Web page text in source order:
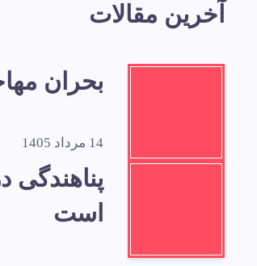
آخرین مقالات
بحران
14 مرداد 1405
است